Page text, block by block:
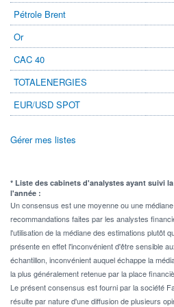
Pétrole Brent
Or
CAC 40
TOTALENERGIES
EUR/USD SPOT
Gérer mes listes
* Liste des cabinets d'analystes ayant suivi
l'année :
Un consensus est une moyenne ou une
recommandations faites par les analystes
l'utilisation de la médiane des estimations plutôt
présente en effet l'inconvénient d'être sensible
échantillon, inconvénient auquel échappe la
la plus généralement retenue par la place
Le présent consensus est fourni par la société
résulte par nature d'une diffusion de plusieurs